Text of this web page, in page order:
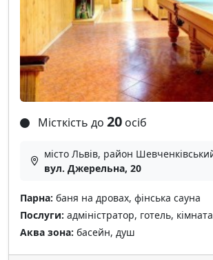
Місткість до 20 осіб
місто Львів, район
вул. Джерельна, 20
Парна: баня на дровах, фінська сауна
Послуги: адміністратор, готель,
Аква зона: басейн, душ